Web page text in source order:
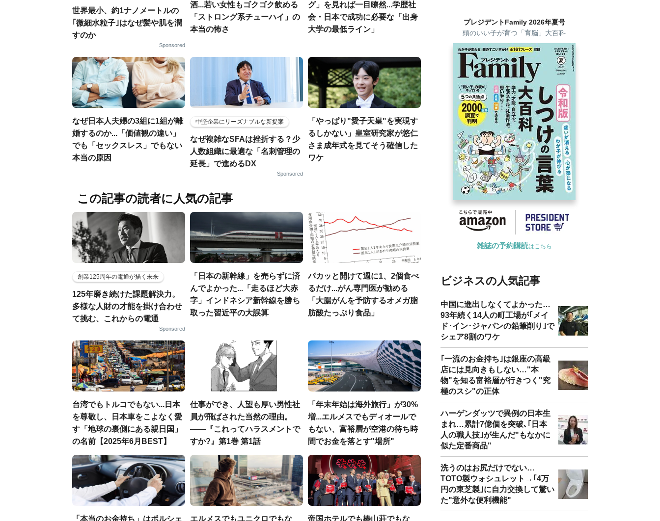
世界最小、約1ナノメートルの
｢微細水粒子｣はなぜ髪や肌を潤
すのか
Sponsored
酒...若い女性もゴクゴク飲める
「ストロング系チューハイ」の
本当の怖さ
グ」を見れば一目瞭然...学歴社
会・日本で成功に必要な「出身
大学の最低ライン」
なぜ日本人夫婦の3組に1組が離
婚するのか...「価値観の違い」
でも「セックスレス」でもない
本当の原因
中堅企業にリーズナブルな新提案
なぜ複雑なSFAは挫折する？少
人数組織に最適な「名刺管理の
延長」で進めるDX
Sponsored
「やっぱり"愛子天皇"を実現す
るしかない」皇室研究家が悠仁
さま成年式を見てそう確信した
ワケ
この記事の読者に人気の記事
創業125周年の電通が描く未来
125年磨き続けた課題解決力。
多様な人財の才能を掛け合わせ
て挑む、これからの電通
Sponsored
「日本の新幹線」を売らずに済
んでよかった...「走るほど大赤
字」インドネシア新幹線を勝ち
取った習近平の大誤算
パカッと開けて週に1、2個食べ
るだけ...がん専門医が勧める
「大腸がんを予防するオメガ脂
肪酸たっぷり食品」
台湾でもトルコでもない...日本
を尊敬し、日本車をこよなく愛
す「地球の裏側にある親日国」
の名前【2025年6月BEST】
仕事ができ、人望も厚い男性社
員が飛ばされた当然の理由。
――『これってハラスメントで
すか?』第1巻 第1話
「年末年始は海外旅行」が30%
増...エルメスでもディオールで
もない、富裕層が空港の待ち時
間でお金を落とす"場所"
「本当のお金持ち」はポルシェ エルメスでもユニクロでもな 帝国ホテルでも椿山荘でもな
プレジデントFamily 2026年夏号
頭のいい子が育つ「育脳」大百科
雑誌の予約購読はこちら
ビジネスの人気記事
中国に進出しなくてよかった…
93年続く14人の町工場が｢メイ
ド･イン･ジャパンの鉛筆削り｣で
シェア8割のワケ
｢一流のお金持ち｣は銀座の高級
店には見向きもしない…"本
物"を知る富裕層が行きつく"究
極のスシ"の正体
ハーゲンダッツで異例の日本生
まれ…累計7億個を突破､｢日本
人の職人技｣が生んだ"もなかに
似た定番商品"
洗うのはお尻だけでない…
TOTO製ウォシュレット→｢4万
円の東芝製｣に自力交換して驚い
た"意外な便利機能"